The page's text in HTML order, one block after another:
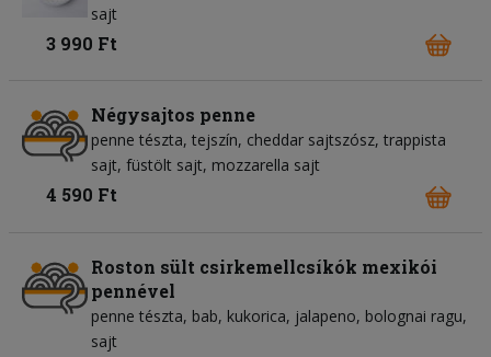
sajt
3 990 Ft
Négysajtos penne
penne tészta tejszín cheddar sajtszósz trappista
sajt füstölt sajt mozzarella sajt
4 590 Ft
Roston sült csirkemellcsíkók mexikói
pennével
penne tészta bab kukorica jalapeno bolognai ragu
sajt